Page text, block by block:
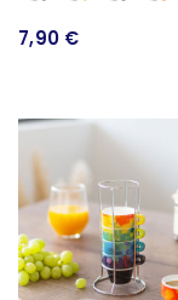
7,90 €